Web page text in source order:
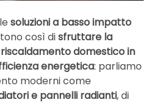
soluzioni a basso impatto
così disfruttare la
domestico in
energetica: parliamo
moderni come
e pannelli radianti, di